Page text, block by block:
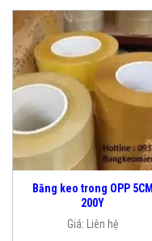
Băng keo trong OPP 5CM
200Y
Giá:
Liên hệ